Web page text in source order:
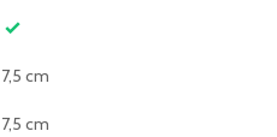
7,5 cm
7,5 cm